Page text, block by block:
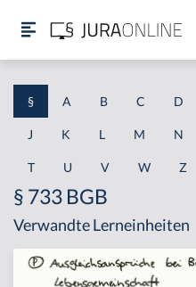
§ A B C D
J K L M N
T U V W Z
§ 733 BGB
Verwandte Lerneinheiten